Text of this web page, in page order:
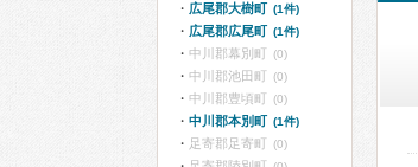
広尾郡大樹町 (1件)
広尾郡広尾町 (1件)
中川郡幕別町 (0)
中川郡池田町 (0)
中川郡豊頃町 (0)
中川郡本別町 (1件)
足寄郡足寄町 (0)